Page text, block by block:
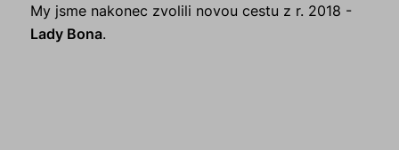
My jsme nakonec zvolili novou cestu z r. 2018 -
Lady Bona.